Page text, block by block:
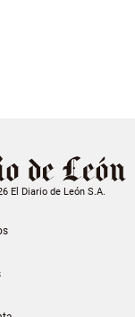
El Diario de León S.A.